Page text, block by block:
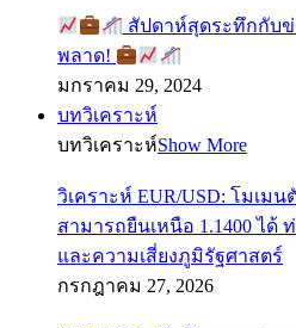
สัปดาห์สุดระทึกกับ
พลาด!
มกราคม 29, 2024
บทวิเคราะห์
บทวิเคราะห์Show More
วิเคราะห์ EUR/USD: โมเม
สามารถยืนเหนือ 1.1400 ได้
และความเสี่ยงภูมิรัฐศาสตร์
กรกฎาคม 27, 2026